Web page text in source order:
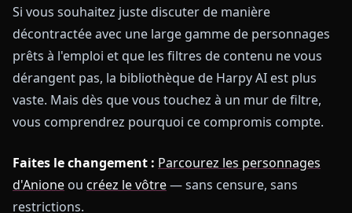
Si vous souhaitez juste discuter de manière
décontractée avec une large gamme de personnages
prêts à l'emploi et que les filtres de contenu ne vous
dérangent pas, la bibliothèque de Harpy AI est plus
vaste. Mais dès que vous touchez à un mur de filtre,
vous comprendrez pourquoi ce compromis compte.
Faites le changement : Parcourez les personnages
d'Anione ou créez le vôtre— sans censure, sans
restrictions.